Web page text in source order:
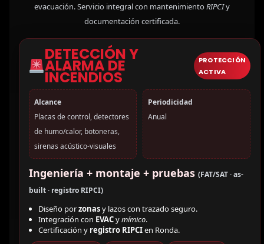
evacuación. Servicio integral con mantenimientoRIPCIy
documentación certificada.
DETECCIÓN Y
ALARMA DE
INCENDIOS
PROTECCIÓN
ACTIVA
Alcance
Placas de control, detectores
de humo/calor, botoneras,
sirenas acústico-visuales
Periodicidad
Anual
Ingeniería + montaje + pruebas (FAT/SAT · as-
built · registro RIPCI)
Diseño porzonasy lazos con trazado seguro.
Integración con EVACymímico.
Certificación y registro RIPCIen Ronda.